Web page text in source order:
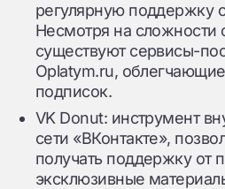
регулярную поддержку
Несмотря на сложности
существуют сервисы-
Oplatym.ru,
подписок.
VK Donut: инструмент
сети «ВКонтакте»,
получать поддержку от
эксклюзивные